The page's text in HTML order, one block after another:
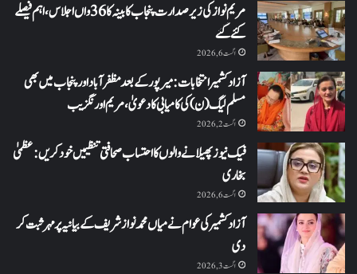
مریم نواز کی زیر صدارت پنجاب کابینہ کا 36واں اجلاس،اہم فیصلے
کئے گئے
اگست 6, 2026
آزاد کشمیر انتخابات: میرپور کے بعد مظفرآباد اور پنجاب میں بھی
مسلم لیگ (ن) کی کامیابی کا دعویٰ، مریم اورنگزیب
اگست 2, 2026
فیک نیوز پھیلانے والوں کا احتساب صحافتی تنظیمیں خود کریں: عظمیٰ
بخاری
اگست 6, 2026
آزاد کشمیر کی عوام نے میاں محمد نواز شریف کے بیانیہ پر مہر ثبت کر
دی
اگست 3, 2026